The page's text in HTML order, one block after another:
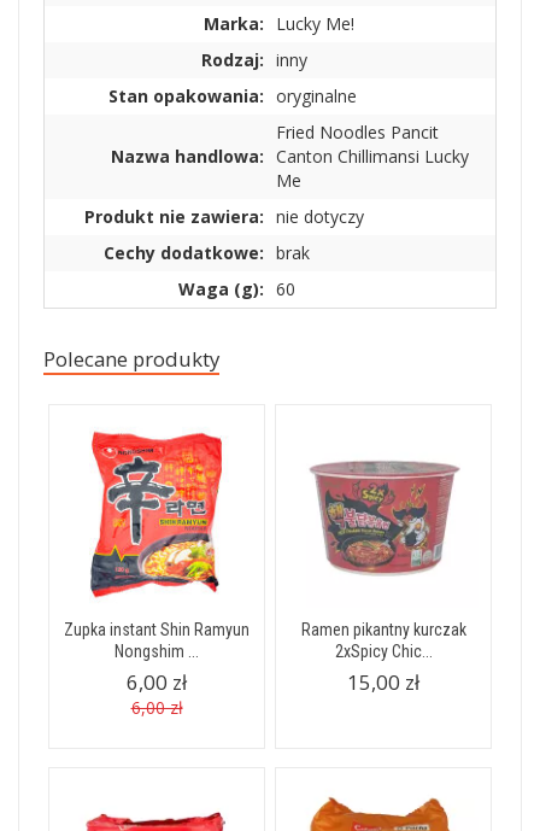
Marka:
Lucky Me!
Rodzaj: inny
Stan opakowania: oryginalne
Nazwa handlowa:
Fried Noodles Pancit
Canton Chillimansi Lucky
Me
Produkt nie zawiera: nie dotyczy
Cechy dodatkowe: brak
Waga (g): 60
Polecane produkty
Zupka instant Shin Ramyun
Nongshim ...
6,00 zł
6,00 zł
Ramen pikantny kurczak
2xSpicy Chic...
15,00 zł